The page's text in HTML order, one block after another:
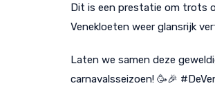
Dit is een prestatie om trots
Venekloeten weer glansrijk
Laten we samen deze
carnavalsseizoen! 🥳🎉